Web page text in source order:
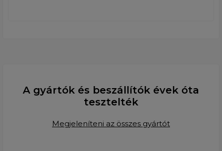
A gyártók és beszállítók évek óta
tesztelték
Megjeleníteni az összes gyártót